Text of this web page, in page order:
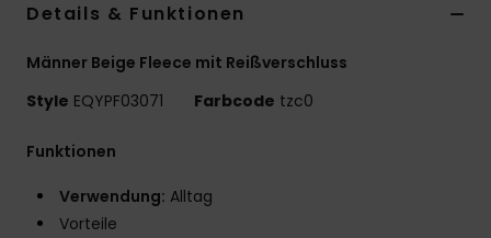
Details & Funktionen
Männer Beige Fleece mit Reißverschluss
Style EQYPF03071 Farbcode tzc0
Funktionen
Verwendung: Alltag
Vorteile